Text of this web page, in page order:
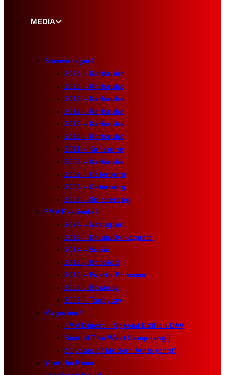
MEDIA
Sommerlager
2025 – Karlsruhe
2023 – Karlsruhe
2019 – Karlsruhe
2017 – Karlsruhe
2015 – Karlsruhe
2013 – Karlsruhe
2011 – Karlsruhe
2009 – Karlsruhe
2007 – Osterburg
2005 – Osterburg
2003 – Spiekeroog
FMA Festivals
2024 – Nasugbu
2016 – Dauin/Dumaguete
2014 – Subic
2012 – Bacolod
2010 – Puerto Princesa
2008 – Boracay
2006 – Tagaytay
Magazine
FMA Digest – Special Edition DAV
Best of The West Camp (engl)
50 years of Modern Arnis (engl)
Youtube Kanal